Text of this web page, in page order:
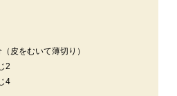
皮をむいて薄切り）
2
4